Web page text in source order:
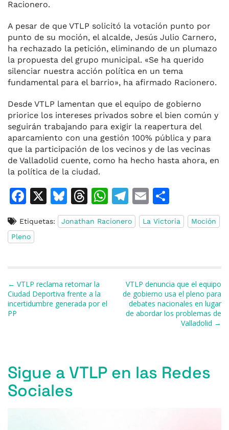
Racionero.
A pesar de que VTLP solicitó la votación punto por
punto de su moción, el alcalde, Jesús Julio Carnero,
ha rechazado la petición, eliminando de un plumazo
la propuesta del grupo municipal. «Se ha querido
silenciar nuestra acción política en un tema
fundamental para el barrio», ha afirmado Racionero.
Desde VTLP lamentan que el equipo de gobierno
priorice los intereses privados sobre el bien común y
seguirán trabajando para exigir la reapertura del
aparcamiento con una gestión 100% pública y para
que la participación de los vecinos y de las vecinas
de Valladolid cuente, como ha hecho hasta ahora, en
la política de la ciudad.
F
c
e
o
o
k
X
Bl
u
e
y
T
h
re
s
W
h
at
T
el
e
m
E
m
ai
o
m
ti
r
Etiquetas: Jonathan Racionero La Victoria
Moción
Pleno
Navegación de entradas
← VTLP reclama retomar la
Ciudad Deportiva frente a la
incertidumbre generada por el
PP
VTLP denuncia que el equipo
de gobierno usa el pleno para
debates nacionales en lugar
de abordar los problemas de
Valladolid →
Sigue a VTLP en las Redes
Sociales